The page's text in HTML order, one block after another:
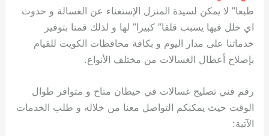
طبعا” لا يمكن لسيدة المنزل الإستغناء عن الغسالة و حدوث
اي خلل فيها يسبب قلقا” كبيرا” لها و لذلك قمنا بتوفير
خدماتنا على مدار اليوم و بكافة محافظات الكويت للقيام
بإصلاح أعطال الغسالات من مختلف الأنواع.
رقم فني تصليح غسالات في خيطان متاح و متوافر طوال
الوقت حيث يمكنكم التواصل معنا من خلاله و طلب الخدمات
الآتية: